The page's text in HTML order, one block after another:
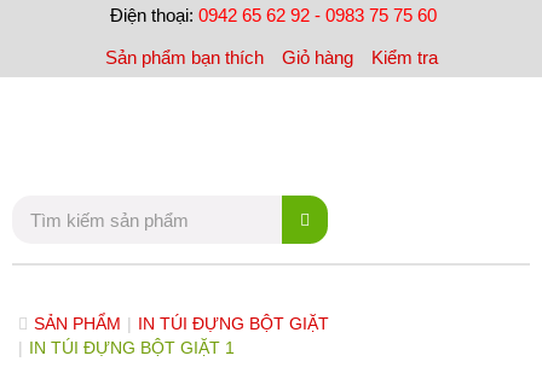
Điện thoại: 0942 65 62 92 - 0983 75 75 60
Sản phẩm bạn thích Giỏ hàng Kiểm tra
SẢN PHẨM | IN TÚI ĐỰNG BỘT GIẶT
| IN TÚI ĐỰNG BỘT GIẶT 1